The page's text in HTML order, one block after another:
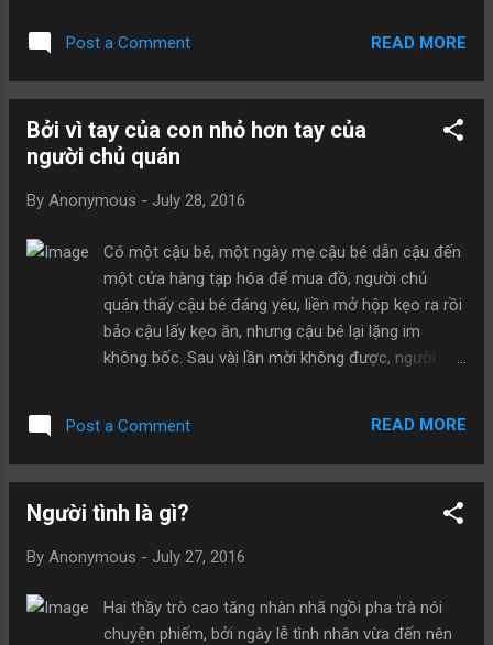
chúng tôi thì cũng vẫn sẽ phát hiện ra châu Mỹ”.
Đứng trước lời chỉ trích, Columbus không bối rối,
bàn, nói với mọi người rằng: “Thưa quý ông quý bà,
trong các vị ai có thể đặt quả quả trứng đứng ở
ai cũng nóng lòng muốn thử, nhưng cuối cùng hết
người này đến người khác thất bại. Columbus
mỉm cười, cầm quả trứng gà lên, đập nhẹ đầu quả
trứng gà vào mặt bàn, liền để được quả trứng gà
đứng ở trên bàn. Sau đó Columbus nói: “Đúng vậy,
chỉ đơn giản như vậy, phát hiện ra châu Mỹ xác
thực là không khó, cũng giống như đặt quả trứng
Post a Comment READ MORE
Bởi vì tay của con nhỏ hơn tay của
người chủ quán
By Anonymous - July 28, 2016
Có một cậu bé, một ngày mẹ cậu bé dẫn cậu đến
một cửa hàng tạp hóa để mua đồ, người chủ
quán thấy cậu bé đáng yêu, liền mở hộp kẹo ra rồi
bảo cậu lấy kẹo ăn, nhưng cậu bé lại lặng im
không bốc. Sau vài lần mời không được, người
bé tại sao lại không tự bốc kẹo? Cậu bé trả lời:
“Bởi vì tay của con nhỏ hơn tay của người chủ
Đây là một cậu bé thông minh, cậu ta biết thế
của bản thân. Học cách dựa vào người khác khi
cần thiết là lựa chọn khiêm tốn, cũng là lựa chọn
thông minh.
Post a Comment READ MORE
Người tình là gì?
By Anonymous - July 27, 2016
Hai thầy trò cao tăng nhàn nhã ngồi pha trà nói
chuyện phiếm, bởi ngày lễ tình nhân vừa đến nên